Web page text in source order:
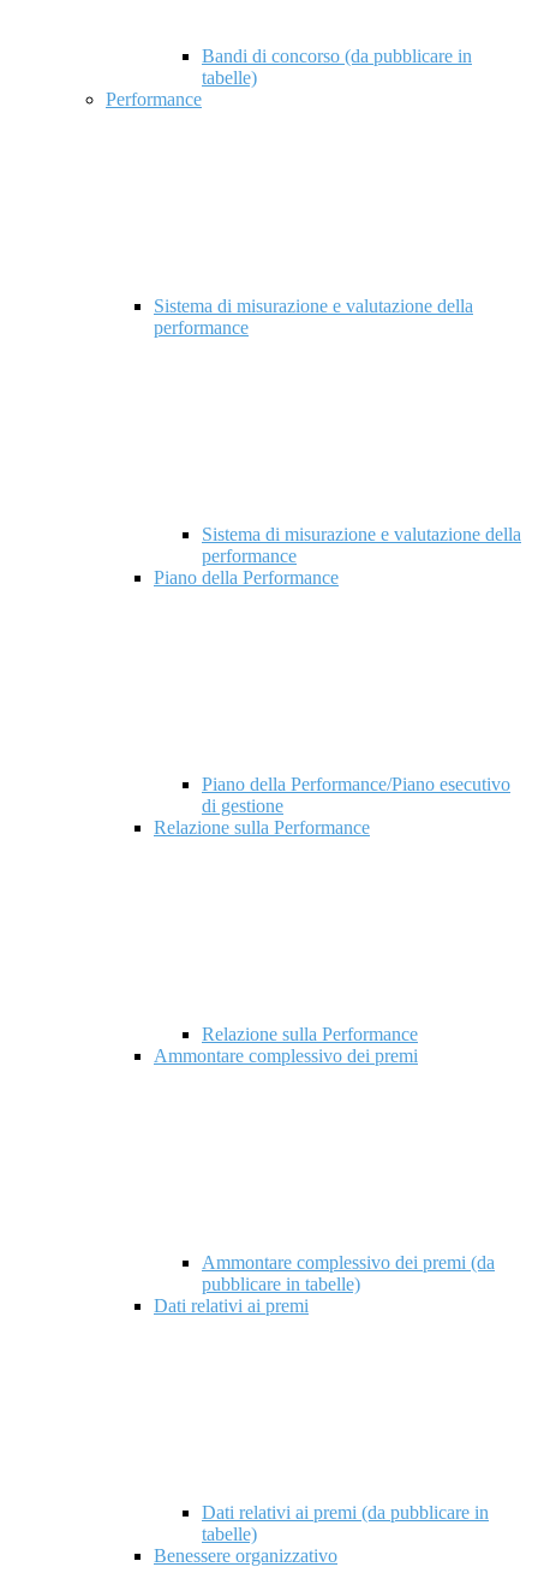
Bandi di concorso (da pubblicare in
tabelle)
Performance
Sistema di misurazione e valutazione della
performance
Sistema di misurazione e valutazione della
performance
Piano della Performance
Piano della Performance/Piano esecutivo
di gestione
Relazione sulla Performance
Relazione sulla Performance
Ammontare complessivo dei premi
Ammontare complessivo dei premi (da
pubblicare in tabelle)
Dati relativi ai premi
Dati relativi ai premi (da pubblicare in
tabelle)
Benessere organizzativo